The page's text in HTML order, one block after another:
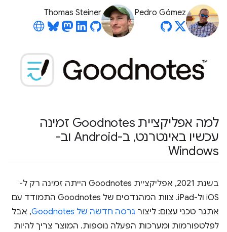
Pedro Gómez
Thomas Steiner
למה אפליקציית Goodnotes זמינה
עכשיו באינטרנט,
ב-Android וב-
Windows
בשנת 2021, אפליקציית Goodnotes הייתה זמינה רק ל-
iOS ול-iPad. צוות המהנדסים של Goodnotes התמודד עם
אתגר טכני עצום: ליצור גרסה חדשה של Goodnotes
, אבל
לפלטפורמות ומערכות הפעלה נוספות. המוצר צריך להיות